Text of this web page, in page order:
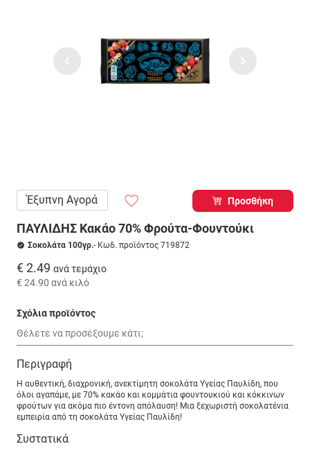
Έξυπνη Αγορά Προσθήκη
ΠΑΥΛΙΔΗΣ Κακάο 70% Φρούτα-Φουντούκι
Σοκολάτα 100γρ.- Κωδ. προϊόντος 719872
€ 2.49 ανά τεμάχιο
€ 24.90 ανά κιλό
Σχόλια προϊόντος
Περιγραφή
Η αυθεντική, διαχρονική, ανεκτίμητη σοκολάτα Υγείας Παυλίδη, που
όλοι αγαπάμε, με 70% κακάο και κομμάτια φουντουκιού και κόκκινων
φρούτων για ακόμα πιο έντονη απόλαυση! Μια ξεχωριστή σοκολατένια
εμπειρία από τη σοκολάτα Υγείας Παυλίδη!
Συστατικά